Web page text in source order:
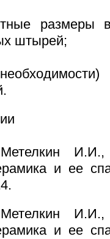
размеры
штырей;
И.И.,
и ее
И.И.,
и ее